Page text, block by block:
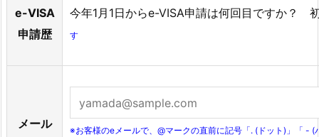
e-VISA
申請歴
今年1月1日からe-VISA申請は何回目ですか？
す
メール
※お客様のeメールで、@マークの直前に記号「. (ドット)」「 -